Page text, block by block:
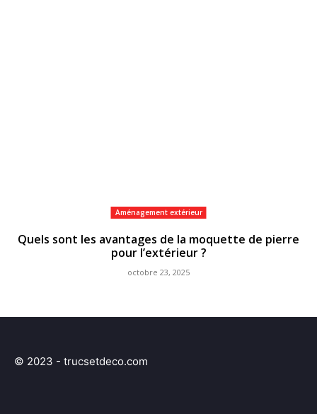
Aménagement extérieur
Quels sont les avantages de la moquette de pierre
pour l’extérieur ?
octobre 23, 2025
© 2023 - trucsetdeco.com